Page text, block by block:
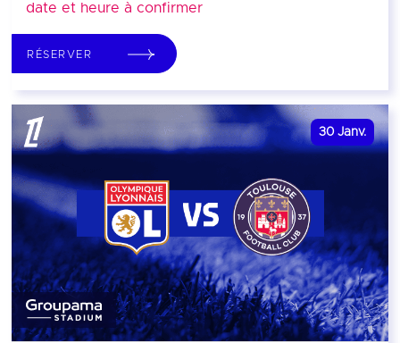
date et heure à confirmer
RÉSERVER
30 Janv.